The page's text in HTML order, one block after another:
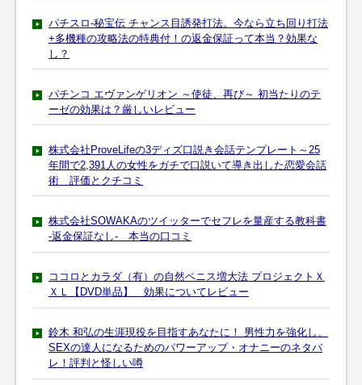
パチスロ-秘宝伝 チャンス目誘発打法。今なら立ち回り打法
+多機種の攻略法の特典付！の返金保証って本当？効果な
し？
パチンコ エヴァンゲリオン ～使徒、再び～ 初当たりのテ
ーゼの効果は？厳しいレビュー
株式会社ProveLifeの3ディズ口説き会話テンプレート～25
年間で2,391人の女性をガチで口説いて導き出した恋愛会話
術 評価とクチコミ
株式会社SOWAKAのツイッターでセフレを量産する教科書
-返金保証なし- 本当の口コミ
ココロとカラダ（有）の自然ペニス増大法 プロジェクトＸ
ＸＬ【DVD単品】 効果についてレビュー
鈴木 和弘の生涯現役を目指すあなたに！ 男性力を強化し、
SEXの達人になるためのパワーアップ・オナニーのネタバ
レ！評判と怪しい噂